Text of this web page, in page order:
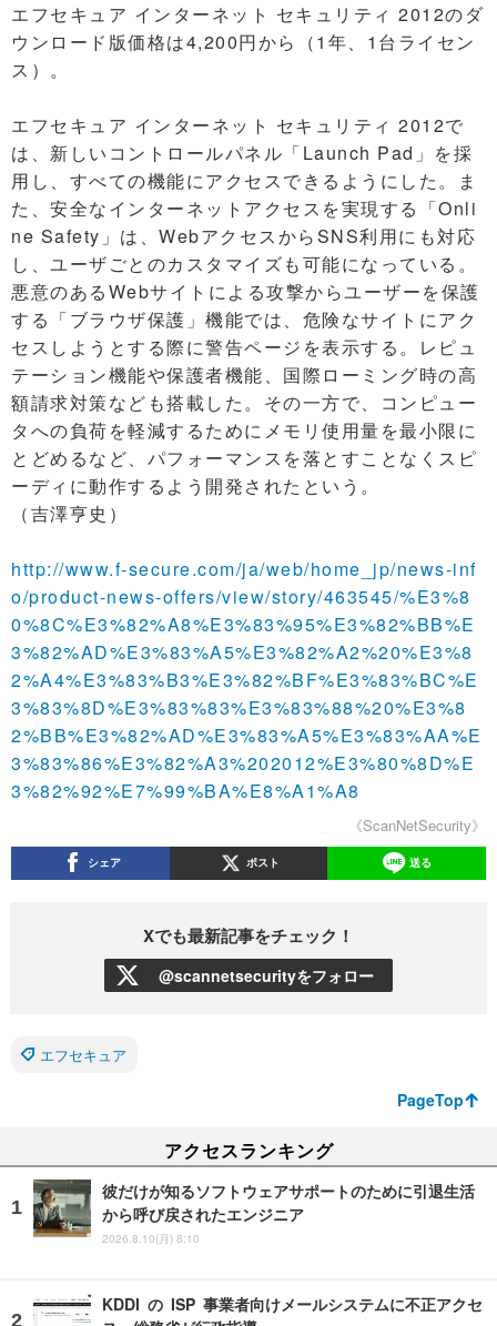
エフセキュア インターネット セキュリティ 2012のダ
ウンロード版価格は4,200円から（1年、1台ライセン
ス）。
エフセキュア インターネット セキュリティ 2012で
は、新しいコントロールパネル「Launch Pad」を採
用し、すべての機能にアクセスできるようにした。ま
た、安全なインターネットアクセスを実現する「Onli
ne Safety」は、WebアクセスからSNS利用にも対応
し、ユーザごとのカスタマイズも可能になっている。
悪意のあるWebサイトによる攻撃からユーザーを保護
する「ブラウザ保護」機能では、危険なサイトにアク
セスしようとする際に警告ページを表示する。レピュ
テーション機能や保護者機能、国際ローミング時の高
額請求対策なども搭載した。その一方で、コンピュー
タへの負荷を軽減するためにメモリ使用量を最小限に
とどめるなど、パフォーマンスを落とすことなくスピ
ーディに動作するよう開発されたという。
（吉澤亨史）
http://www.f-secure.com/ja/web/home_jp/news-inf
o/product-news-offers/view/story/463545/%E3%8
0%8C%E3%82%A8%E3%83%95%E3%82%BB%E
3%82%AD%E3%83%A5%E3%82%A2%20%E3%8
2%A4%E3%83%B3%E3%82%BF%E3%83%BC%E
3%83%8D%E3%83%83%E3%83%88%20%E3%8
2%BB%E3%82%AD%E3%83%A5%E3%83%AA%E
3%83%86%E3%82%A3%202012%E3%80%8D%E
3%82%92%E7%99%BA%E8%A1%A8
《ScanNetSecurity》
シェア ポスト 送る
Xでも最新記事をチェック！
@scannetsecurityをフォロー
エフセキュア
PageTop
アクセスランキング
彼だけが知るソフトウェアサポートのために引退生活
から呼び戻されたエンジニア
2026.8.10(月) 8:10
KDDI の ISP 事業者向けメールシステムに不正アクセ